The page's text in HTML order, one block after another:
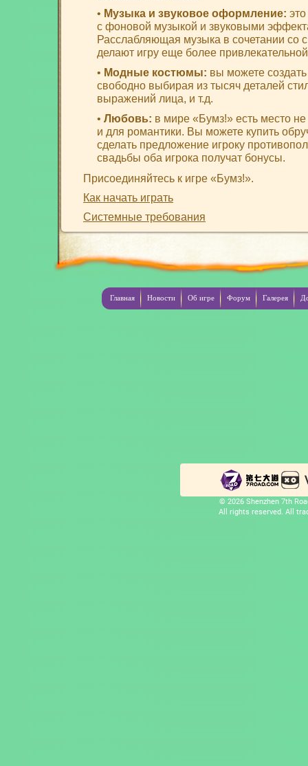
• Музыка и звуковое оформление:
с фоновой музыкой и звуковыми
Расслабляющая музыка в сочетании со
делают игру еще более
• Модные костюмы: вы можете
свободно выбирая из тысяч деталей
выражений лица, и т.д.
• Любовь: в мире «Бумз!» есть место
и для романтики. Вы можете купить
сделать предложение игроку
свадьбы оба игрока получат бонусы.
Присоединяйтесь к игре «Бумз!».
Как начать играть
Системные требования
Главная Новости Об игре Форум Галерея
© 2026 Shenzhen 7th
All rights reserved. All